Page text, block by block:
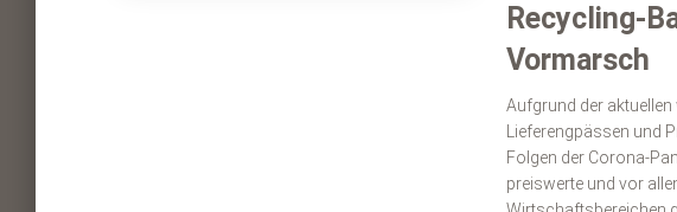
Recycling-
Vormarsch
Aufgrund der
Lieferengpässen und
Folgen der Corona-
preiswerte und vor